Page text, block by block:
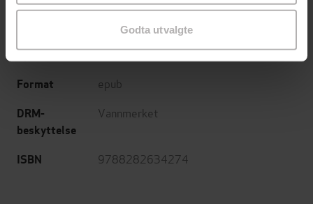
Godta utvalgte
Språk
Northern Sami
Format epub
DRM-
beskyttelse
Vannmerket
ISBN 9788282634274